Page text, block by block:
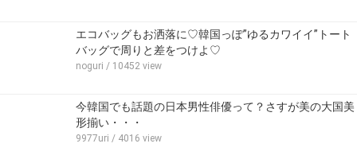
エコバッグもお洒落に♡韓国っぽ”ゆるカワイイ”トート
バッグで周りと差をつけよ♡
noguri / 10452 view
今韓国でも話題の日本男性俳優って？さすが美の大国美
形揃い・・・
9977uri / 4016 view